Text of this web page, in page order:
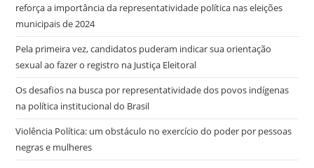
reforça a importância da representatividade política nas eleições
municipais de 2024
Pela primeira vez, candidatos puderam indicar sua orientação
sexual ao fazer o registro na Justiça Eleitoral
Os desafios na busca por representatividade dos povos indígenas
na política institucional do Brasil
Violência Política: um obstáculo no exercício do poder por pessoas
negras e mulheres